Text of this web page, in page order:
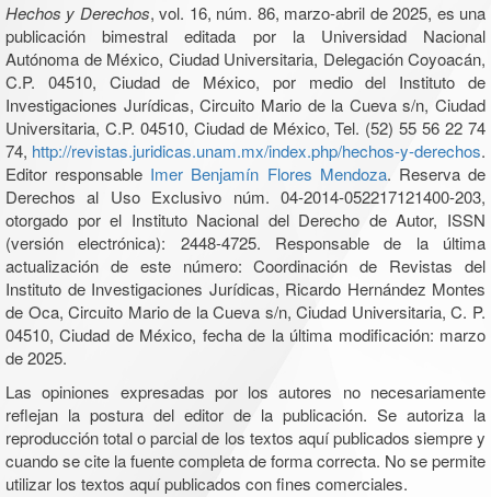
Hechos y Derechos, vol. 16, núm. 86, marzo-abril de 2025, es una
publicación bimestral editada por la Universidad Nacional
Autónoma de México, Ciudad Universitaria, Delegación Coyoacán,
C.P. 04510, Ciudad de México, por medio del Instituto de
Investigaciones Jurídicas, Circuito Mario de la Cueva s/n, Ciudad
Universitaria, C.P. 04510, Ciudad de México, Tel. (52) 55 56 22 74
74, http://revistas.juridicas.unam.mx/index.php/hechos-y-derechos.
Editor responsable Imer Benjamín Flores Mendoza. Reserva de
Derechos al Uso Exclusivo núm. 04-2014-052217121400-203,
otorgado por el Instituto Nacional del Derecho de Autor, ISSN
(versión electrónica): 2448-4725. Responsable de la última
actualización de este número: Coordinación de Revistas del
Instituto de Investigaciones Jurídicas, Ricardo Hernández Montes
de Oca, Circuito Mario de la Cueva s/n, Ciudad Universitaria, C. P.
04510, Ciudad de México, fecha de la última modificación: marzo
de 2025.
Las opiniones expresadas por los autores no necesariamente
reflejan la postura del editor de la publicación. Se autoriza la
reproducción total o parcial de los textos aquí publicados siempre y
cuando se cite la fuente completa de forma correcta. No se permite
utilizar los textos aquí publicados con fines comerciales.